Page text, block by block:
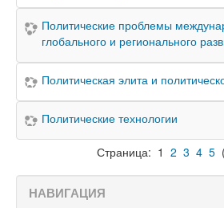
Политические проблемы
глобального и регионального
Политическая элита и
Политические технологии
Страница: 1 2 3 4 5(
НАВИГАЦИЯ